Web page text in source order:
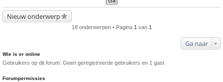
Nieuw onderwerp
18 onderwerpen • Pagina 1 van 1
Ga naar
Wie is er online
Gebruikers op dit forum: Geen geregistreerde gebruikers en 1 gast
Forumpermissies